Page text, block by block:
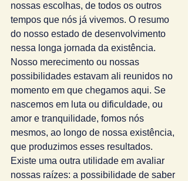
nossas escolhas, de todos os outros
tempos que nós já vivemos. O resumo
do nosso estado de desenvolvimento
nessa longa jornada da existência.
Nosso merecimento ou nossas
possibilidades estavam ali reunidos no
momento em que chegamos aqui. Se
nascemos em luta ou dificuldade, ou
amor e tranquilidade, fomos nós
mesmos, ao longo de nossa existência,
que produzimos esses resultados.
Existe uma outra utilidade em avaliar
nossas raízes: a possibilidade de saber